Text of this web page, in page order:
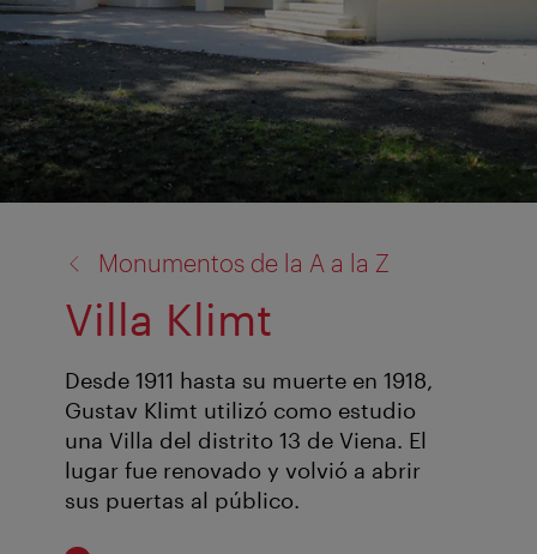
Monumentos de la A a la Z
Villa Klimt
Desde 1911 hasta su muerte en 1918,
Gustav Klimt utilizó como estudio
una Villa del distrito 13 de Viena. El
lugar fue renovado y volvió a abrir
sus puertas al público.